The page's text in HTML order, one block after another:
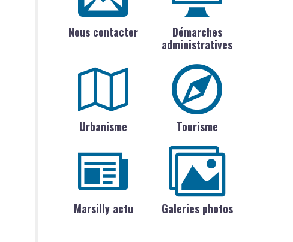
Nous contacter
Démarches
administratives
Urbanisme Tourisme
Marsilly actu Galeries photos